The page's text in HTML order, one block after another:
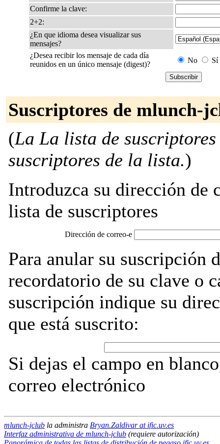
Confirme la clave:
2+2:
¿En que idioma desea visualizar sus
mensajes?
¿Desea recibir los mensaje de cada día
reunidos en un único mensaje (digest)?
No Sí
Suscriptores de mlunch-
(La La lista de
suscriptores de la lista.)
Introduzca su dirección de
lista de suscriptores
Dirección de correo-e
Para anular su suscripción
recordatorio de su clave o
suscripción indique su
que está suscrito:
Si dejas el campo en
correo electrónico
mlunch-jclub la administra Bryan.Zaldivar at ific.uv.es
Interfaz administrativa de mlunch-jclub (requiere autorización)